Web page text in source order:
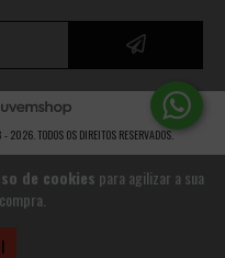
de cookies para agilizar a sua
TODOS OS DIREITOS RESERVADOS.